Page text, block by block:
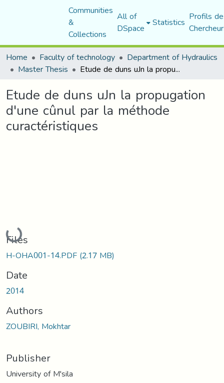
Communities
&
Collections
All of
DSpace Statistics Profils
Home
Faculty of technology Department of Hydraulics
Master Thesis Etude de duns uJn la propugation d'une cûnul par la méthode curactéristiques
Etude de duns uJn la propugation
d'une cûnul par la méthode
curactéristiques
Loading...
Files
H-OHA001-14.PDF(2.17 MB)
Date
2014
Authors
ZOUBIRI, Mokhtar
Publisher
University of M'sila